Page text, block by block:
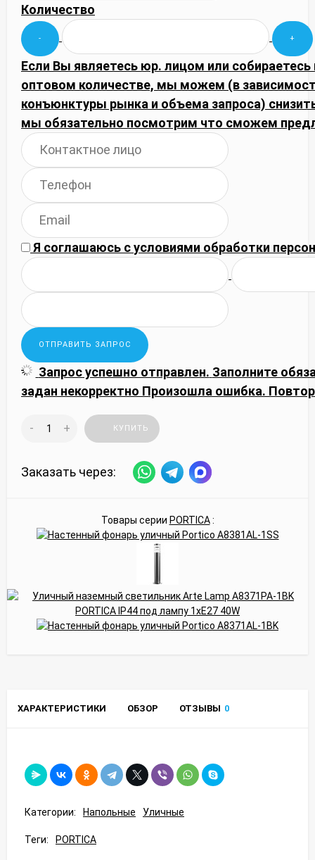
Количество
Если Вы являетесь юр. лицом или собираетесь
оптовом количестве, мы можем (в
конъюнктуры рынка и объема запроса)
мы обязательно посмотрим что сможем
Я соглашаюсь сусловиями обработки
Запрос успешно отправлен. Заполните
задан некорректно Произошла ошибка.
- + КУПИТЬ
Заказать через:
Товары серии PORTICA:
ХАРАКТЕРИСТИКИ ОБЗОР ОТЗЫВЫ 0
Категории: Напольные Уличные
Теги: PORTICA